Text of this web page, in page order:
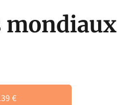
mondiaux
€